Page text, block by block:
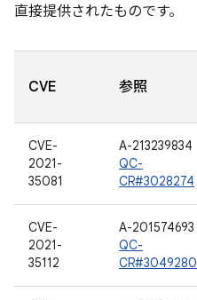
直接提供されたものです。
CVE 参照
CVE-
2021-
35081
A-213239834
QC-
CR#3028274
CVE-
2021-
35112
A-201574693
QC-
CR#3049280